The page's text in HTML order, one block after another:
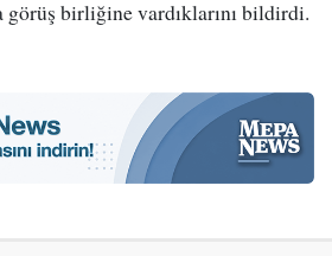
görüş birliğine vardıklarını bildirdi.